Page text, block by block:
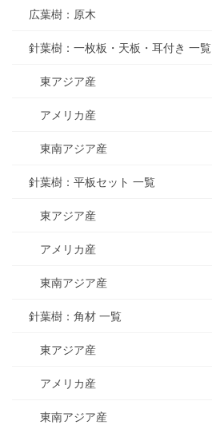
広葉樹：原木
針葉樹：一枚板・天板・耳付き 一覧
東アジア産
アメリカ産
東南アジア産
針葉樹：平板セット 一覧
東アジア産
アメリカ産
東南アジア産
針葉樹：角材 一覧
東アジア産
アメリカ産
東南アジア産